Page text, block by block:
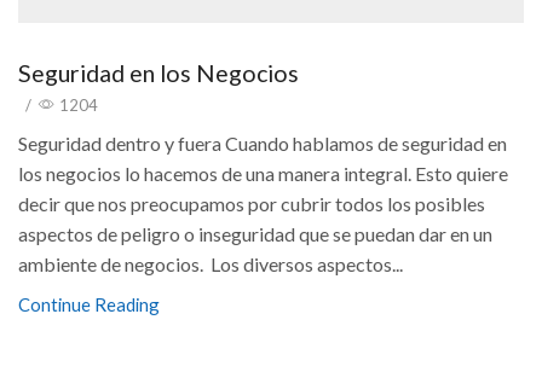
Seguridad en los Negocios
/ 1204
Seguridad dentro y fuera Cuando hablamos de seguridad en
los negocios lo hacemos de una manera integral. Esto quiere
decir que nos preocupamos por cubrir todos los posibles
aspectos de peligro o inseguridad que se puedan dar en un
ambiente de negocios. Los diversos aspectos...
Continue Reading